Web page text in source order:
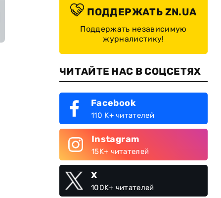
ПОДДЕРЖАТЬ ZN.UA
Поддержать независимую
журналистику!
ЧИТАЙТЕ НАС В СОЦСЕТЯХ
Facebook
110 K+ читателей
Instagram
15K+ читателей
X
100K+ читателей